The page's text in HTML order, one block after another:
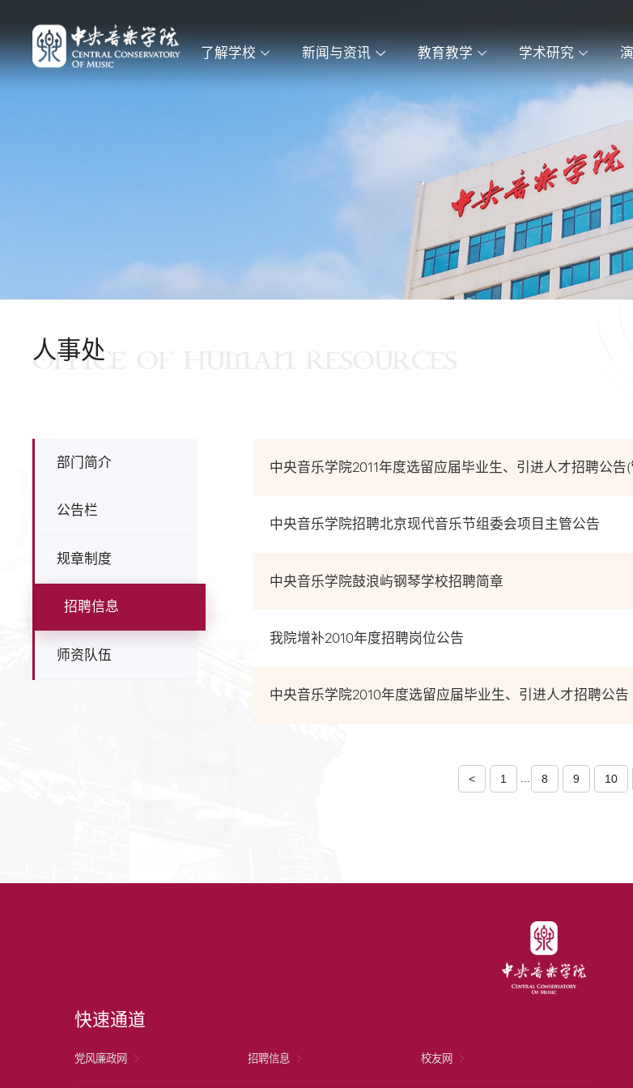
了解学校 新闻与资讯 教育教学 学术研究
人事处
OFFICE OF HUMAN RESOURCES
部门简介
公告栏
规章制度
招聘信息
师资队伍
中央音乐学院2011年度选留应届毕业生、引进人才招聘公
中央音乐学院招聘北京现代音乐节组委会项目主管公告
中央音乐学院鼓浪屿钢琴学校招聘简章
我院增补2010年度招聘岗位公告
中央音乐学院2010年度选留应届毕业生、引进人才招聘公告
< 1 8 9 10
快速通道
党风廉政网 招聘信息
校友网